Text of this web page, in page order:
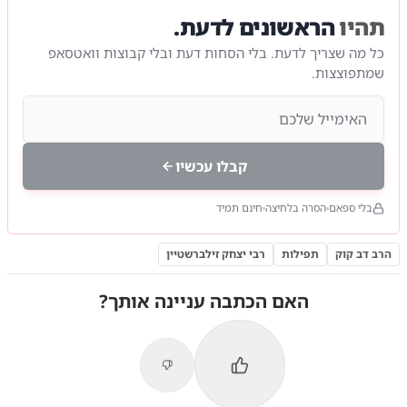
תהיוהראשונים לדעת.
כל מה שצריך לדעת. בלי הסחות דעת ובלי קבוצות וואטסאפ
שמתפוצצות.
קבלו עכשיו
בלי ספאם הסרה בלחיצה חינם תמיד
הרב דב קוק תפילות רבי יצחק זילברשטיין
האם הכתבה עניינה אותך?